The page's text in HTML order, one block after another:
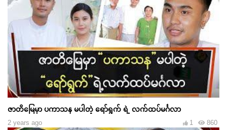
ဇာတိမြေမှာ ပကာသန မပါတဲ့ ရော်ရွက် ရဲ့ လက်ထပ်မင်္ဂလာ
2 years ago 860
1